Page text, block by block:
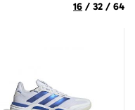
16 / 32 / 64